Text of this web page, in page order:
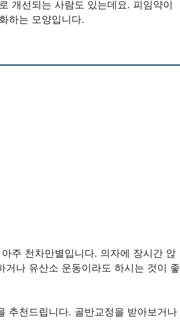
개선되는 사람도 있는데요. 피임약이
하는 모양입니다.
주 천차만별입니다. 의자에 장시간 앉
나 유산소 운동이라도 하시는 것이 좋
추천드립니다. 골반교정을 받아보거나